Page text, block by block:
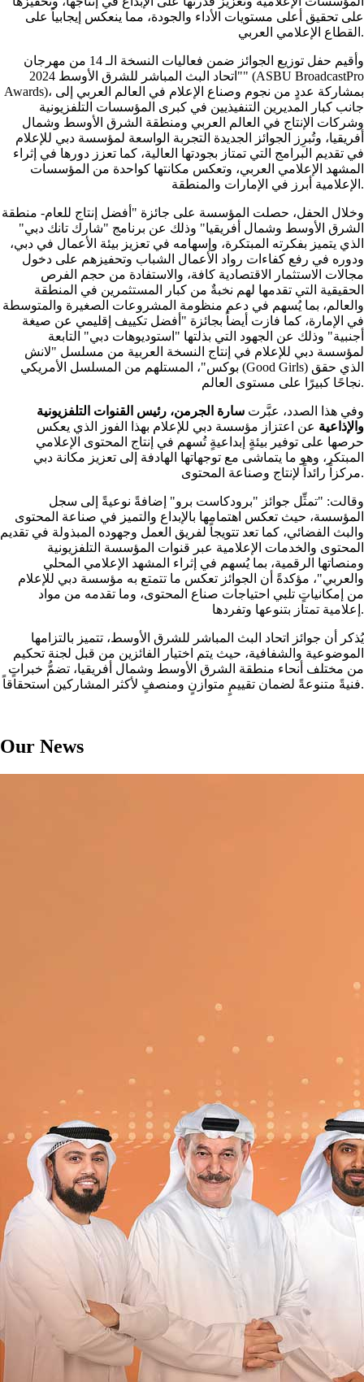
على تحقيق أعلى مستويات الأداء والجودة، مما ينعكس إيجابياً على
القطاع الإعلامي العربي.
وأقيم حفل توزيع الجوائز ضمن فعاليات النسخة الـ 14 من مهرجان
"اتحاد البث المباشر للشرق الأوسط 2024" (ASBU BroadcastPro
Awards)، بمشاركة عددٍ من نجوم وصناع الإعلام في العالم العربي إلى
جانب كبار المديرين التنفيذيين في كبرى المؤسسات التلفزيونية
وشركات الإنتاج في العالم العربي ومنطقة الشرق الأوسط وشمال
أفريقيا، وتُبرِز الجوائز الجديدة التجربة الواسعة لمؤسسة دبي للإعلام
في تقديم البرامج التي تمتاز بجودتها العالية، كما تعزز دورها في إثراء
المشهد الإعلامي العربي، وتعكس مكانتها كواحدة من المؤسسات
الإعلامية أبرز في الإمارات والمنطقة.
وخلال الحفل، حصلت المؤسسة على جائزة "أفضل إنتاج للعام- منطقة
الشرق الأوسط وشمال أفريقيا" وذلك عن برنامج "شارك تانك دبي"
الذي يتميز بفكرته المبتكرة، وإسهامه في تعزيز بيئة الأعمال في دبي،
ودوره في رفع كفاءات رواد الأعمال الشباب وتحفيزهم على دخول
مجالات الاستثمار الاقتصادية كافة، والاستفادة من حجم الفرص
الحقيقية التي تقدمها لهم نخبةٌ من كبار المستثمرين في المنطقة
والعالم، بما يُسهم في دعم منظومة المشروعات الصغيرة والمتوسطة
في الإمارة، كما فازت أيضاً بجائزة "أفضل تكييف إقليمي عن صيغة
أجنبية" وذلك عن الجهود التي بذلتها "استوديوهات دبي" التابعة
لمؤسسة دبي للإعلام في إنتاج النسخة العربية من مسلسل "لانش
بوكس"، المستلهم من المسلسل الأمريكي (Good Girls) الذي حقق
نجاحًا كبيرًا على مستوى العالم.
وفي هذا الصدد، عبَّرت سارة الجرمن، رئيس القنوات التلفزيونية
والإذاعية عن اعتزاز مؤسسة دبي للإعلام بهذا الفوز الذي يعكس
حرصها على توفير بيئةٍ إبداعيةٍ تُسهم في إنتاج المحتوى الإعلامي
المبتكر، وهو ما يتماشى مع توجهاتها الهادفة إلى تعزيز مكانة دبي
مركزاً رائداً لإنتاج وصناعة المحتوى.
وقالت: "تمثِّل جوائز "برودكاست برو" إضافةً نوعيةً إلى سجل
المؤسسة، حيث تعكس اهتمامها بالإبداع والتميز في صناعة المحتوى
والبث الفضائي، كما تعد تتويجاً لفريق العمل وجهوده المبذولة في تقديم
المحتوى والخدمات الإعلامية عبر قنوات المؤسسة التلفزيونية
ومنصاتها الرقمية، بما يُسهم في إثراء المشهد الإعلامي المحلي
والعربي"، مؤكدةً أن الجوائز تعكس ما تتمتع به مؤسسة دبي للإعلام
من إمكانياتٍ تلبي احتياجات صناع المحتوى، وما تقدمه من مواد
إعلامية تمتاز بتنوعها وتفردها.
يُذكر أن جوائز اتحاد البث المباشر للشرق الأوسط، تتميز بالتزامها
الموضوعية والشفافية، حيث يتم اختيار الفائزين من قبل لجنة تحكيم
من مختلف أنحاء منطقة الشرق الأوسط وشمال أفريقيا، تضمُّ خبراتٍ
فنيةً متنوعةً لضمان تقييمٍ متوازنٍ ومنصفٍ لأكثر المشاركين استحقاقاً.
Our News